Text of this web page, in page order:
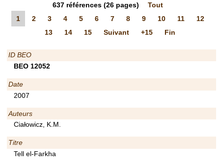
637 références(26 pages)
Tout
1
2 3 4 5 6 7 8 9 10 11
12
13
14 15 Suivant +15 Fin
ID BEO
BEO 12052
Date
2007
Auteurs
Ciałowicz, K.M.
Titre
Tell el-Farkha